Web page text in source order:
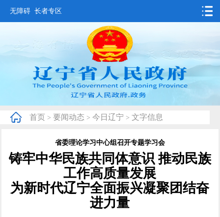
无障碍 长者专区
要闻动态
政务公开
互动交流
数据发布
省情概况
首页 > 要闻动态 > 今日辽宁 > 文字信息
省委理论学习中心组召开专题学习会
铸牢中华民族共同体意识 推动民族
工作高质量发展
为新时代辽宁全面振兴凝聚团结奋
进力量